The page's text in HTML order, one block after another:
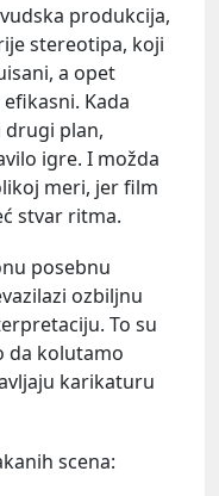
produkcija,
stereotipa, koji
a opet
Kada
plan,
igre. I možda
meri, jer film
stvar ritma.
posebnu
ozbiljnu
To su
da kolutamo
karikaturu
scena: